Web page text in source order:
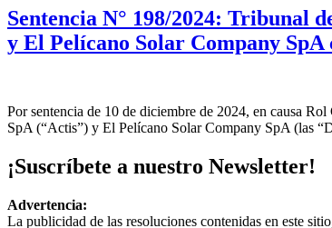
Sentencia N° 198/2024: Tribunal
y El Pelícano Solar Company SpA
Por sentencia de 10 de diciembre de 2024, en causa
SpA (“Actis”) y El Pelícano Solar Company SpA (las
¡Suscríbete a nuestro Newsletter!
Advertencia:
La publicidad de las resoluciones contenidas en este